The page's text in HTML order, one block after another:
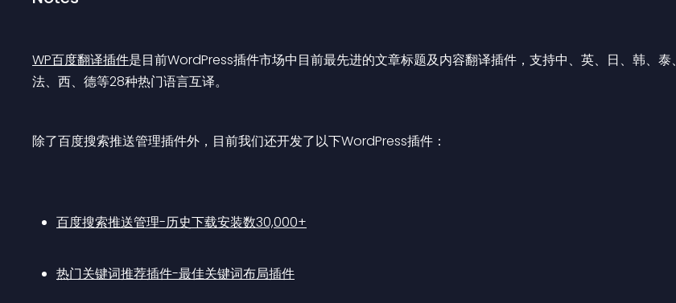
WP百度翻译插件是目前WordPress插件市场中目前最先进的文章标题及内容翻译插件，支持中、英、日、韩、泰、
法、西、德等28种热门语言互译。
除了百度搜索推送管理插件外，目前我们还开发了以下WordPress插件：
百度搜索推送管理-历史下载安装数30,000+
热门关键词推荐插件-最佳关键词布局插件